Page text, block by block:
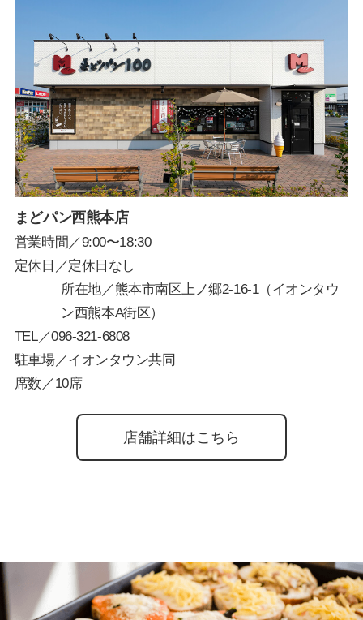
まどパン西熊本店
営業時間／9:00〜18:30
定休日／定休日なし
所在地／熊本市南区上ノ郷2-16-1（イオンタウ
ン西熊本A街区）
TEL／096-321-6808
駐車場／イオンタウン共同
席数／10席
店舗詳細はこちら